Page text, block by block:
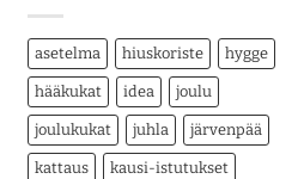
asetelma hiuskoriste hygge
hääkukat idea joulu
joulukukat juhla järvenpää
kattaus kausi-istutukset